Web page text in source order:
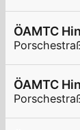
ÖAMTC
ÖAMTC